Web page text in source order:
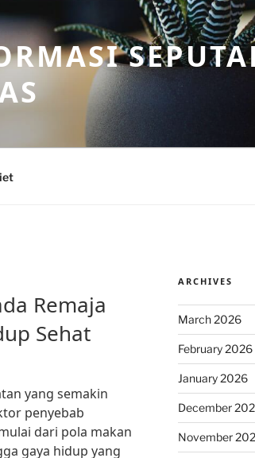
Remaja
Sehat
yang semakin
penyebab
dari pola makan
gaya hidup yang
ARCHIVES
March 2026
February 2026
January 2026
December
November